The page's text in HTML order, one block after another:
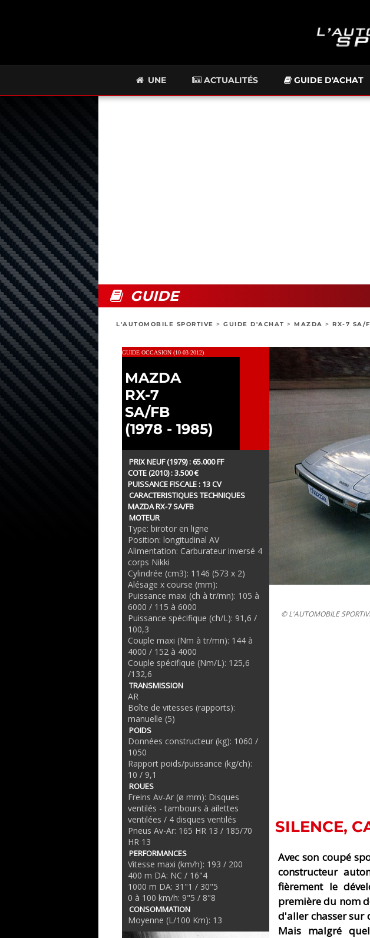
UNE ACTUALITÉS GUIDE D'ACHAT
GUIDE
L'AUTOMOBILE SPORTIVE > GUIDE D'ACHAT > MAZDA > RX-7 SA/
GUIDE OCCASION (10-03-2012)
MAZDA
RX-7
SA/FB
(1978 - 1985)
PRIX NEUF (1979) : 65.000 FF
COTE (2010) : 3.500 €
PUISSANCE FISCALE : 13 CV
CARACTERISTIQUES TECHNIQUES
MAZDA RX-7 SA/FB
MOTEUR
Type: birotor en ligne
Position: longitudinal AV
Alimentation: Carburateur inversé 4
corps Nikki
Cylindrée (cm3): 1146 (573 x 2)
Alésage x course (mm):
Puissance maxi (ch à tr/mn): 105 à
6000 / 115 à 6000
Puissance spécifique (ch/L): 91,6 /
100,3
Couple maxi (Nm à tr/mn): 144 à
4000 / 152 à 4000
Couple spécifique (Nm/L): 125,6
/132,6
TRANSMISSION
AR
Boîte de vitesses (rapports):
manuelle (5)
POIDS
Données constructeur (kg): 1060 /
1050
Rapport poids/puissance (kg/ch):
10 / 9,1
ROUES
Freins Av-Ar (ø mm): Disques
ventilés - tambours à ailettes
ventilées / 4 disques ventilés
Pneus Av-Ar: 165 HR 13 / 185/70
HR 13
PERFORMANCES
Vitesse maxi (km/h): 193 / 200
400 m DA: NC / 16"4
1000 m DA: 31"1 / 30"5
0 à 100 km/h: 9"5 / 8"8
CONSOMMATION
Moyenne (L/100 Km): 13
© L'AUTOMOBILE
SILENCE,
Avec son coupé
constructeur
fièrement le
première du nom
d'aller chasser sur
Mais malgré